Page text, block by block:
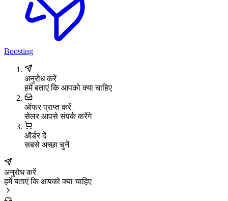
Boosting
अनुरोध करें
हमें बताएं कि आपको क्या चाहिए
ऑफर प्राप्त करें
सेलर आपसे संपर्क करेंगे
ऑर्डर दें
सबसे अच्छा चुनें
अनुरोध करें
हमें बताएं कि आपको क्या चाहिए